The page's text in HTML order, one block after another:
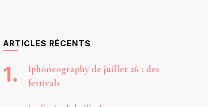
ARTICLES RÉCENTS
Iphoneography de juillet 26 : des
festivals